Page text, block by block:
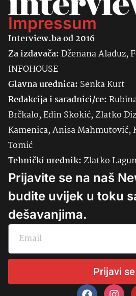
Impressum
Interview.ba od 2016
Za izdavača:Dženana Alađuz,
INFOHOUSE
Glavna urednica: SenkaKurt
Redakcija i saradnici/ce:
Brčkalo, Edin Skokić, Zlatko
Kamenica, Anisa Mahmutović,
Tomić
Tehnički urednik:Zlatko
Prijavite se na naš
budite uvijek u toku
dešavanjima.
Prijavi se